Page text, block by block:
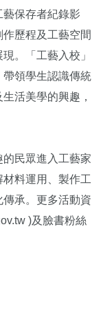
保存者紀錄影
歷程及工藝空間
。「工藝入校」
領學生認識傳統
活美學的興趣，
民眾進入工藝家
料運用、製作工
承。更多活動資
)及臉書粉絲